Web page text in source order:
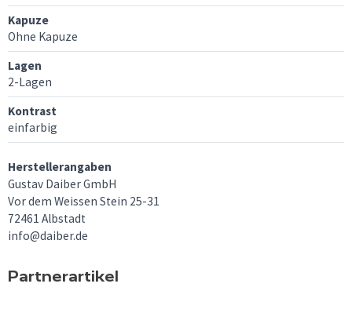
Kapuze
Ohne Kapuze
Lagen
2-Lagen
Kontrast
einfarbig
Herstellerangaben
Gustav Daiber GmbH
Vor dem Weissen Stein 25-31
72461 Albstadt
info@daiber.de
Partnerartikel